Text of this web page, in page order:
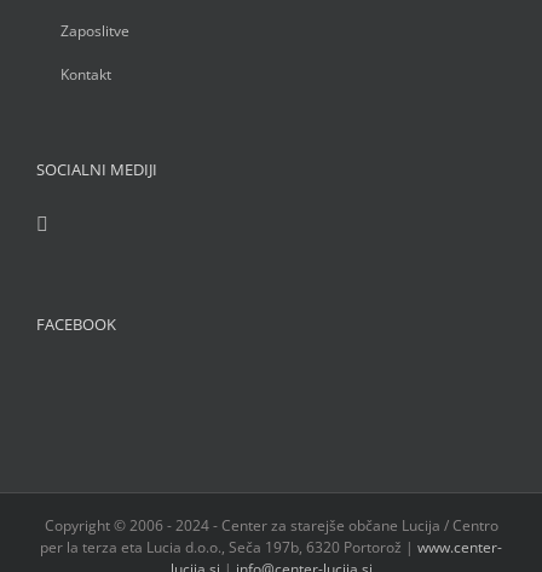
Zaposlitve
Kontakt
SOCIALNI MEDIJI
FACEBOOK
Copyright © 2006 - 2024 - Center za starejše občane Lucija / Centro
per la terza eta Lucia d.o.o., Seča 197b, 6320 Portorož | www.center-